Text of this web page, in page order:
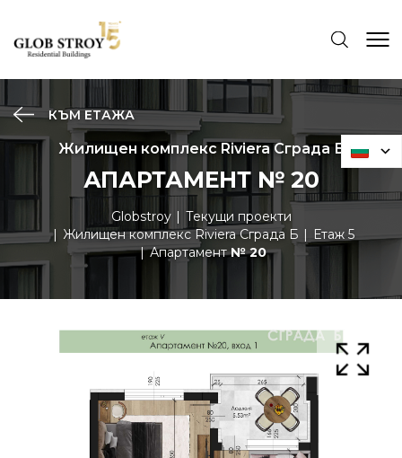
КЪМ ЕТАЖА
Жилищен комплекс Riviera Сграда Б
АПАРТАМЕНТ № 20
Globstroy
Текущи проекти
Жилищен комплекс Riviera Сграда Б
Етаж 5
Апартамент№ 20